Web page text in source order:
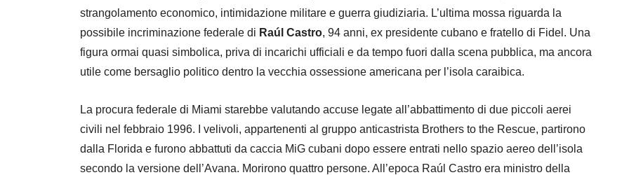
strangolamento economico, intimidazione militare e guerra giudiziaria. L’ultima mossa riguarda la
possibile incriminazione federale di Raúl Castro, 94 anni, ex presidente cubano e fratello di Fidel. Una
figura ormai quasi simbolica, priva di incarichi ufficiali e da tempo fuori dalla scena pubblica, ma ancora
utile come bersaglio politico dentro la vecchia ossessione americana per l’isola caraibica.
La procura federale di Miami starebbe valutando accuse legate all’abbattimento di due piccoli aerei
civili nel febbraio 1996. I velivoli, appartenenti al gruppo anticastrista Brothers to the Rescue, partirono
dalla Florida e furono abbattuti da caccia MiG cubani dopo essere entrati nello spazio aereo dell’isola
secondo la versione dell’Avana. Morirono quattro persone. All’epoca Raúl Castro era ministro della